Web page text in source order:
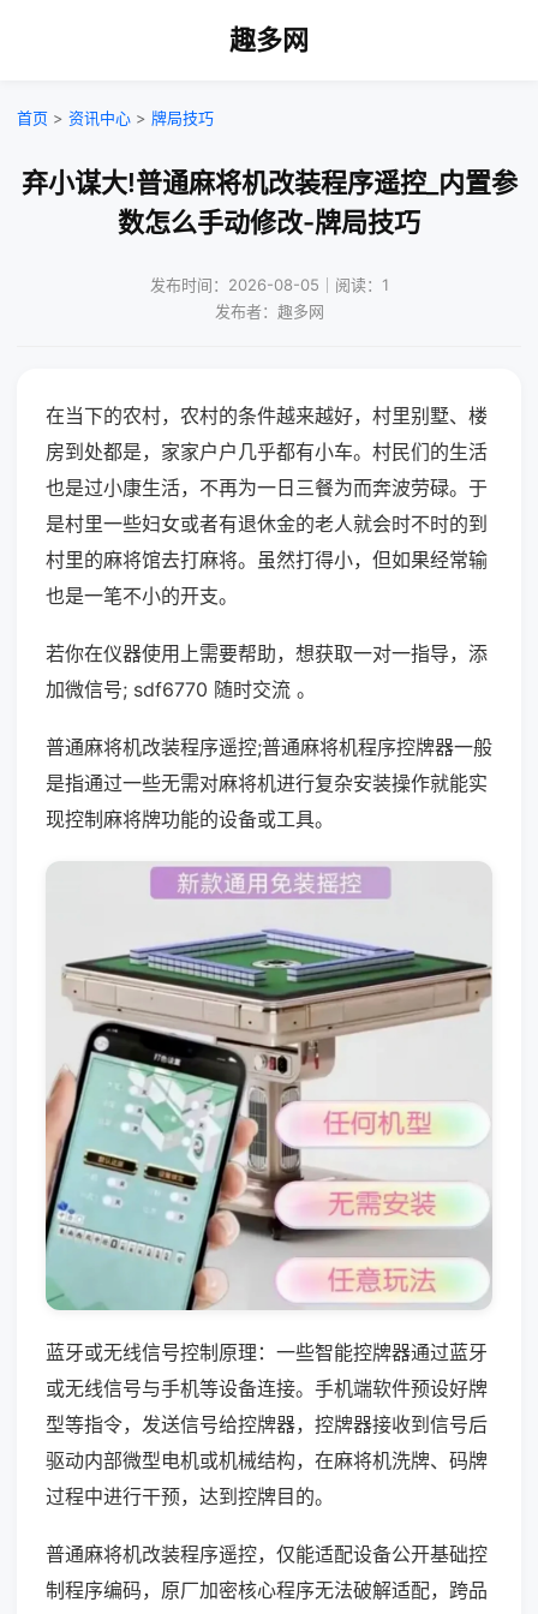
趣多网
首页 > 资讯中心 > 牌局技巧
弃小谋大!普通麻将机改装程序遥控_内置参
数怎么手动修改-牌局技巧
发布时间：2026-08-05｜阅读：1
发布者：趣多网
在当下的农村，农村的条件越来越好，村里别墅、楼
房到处都是，家家户户几乎都有小车。村民们的生活
也是过小康生活，不再为一日三餐为而奔波劳碌。于
是村里一些妇女或者有退休金的老人就会时不时的到
村里的麻将馆去打麻将。虽然打得小，但如果经常输
也是一笔不小的开支。
若你在仪器使用上需要帮助，想获取一对一指导，添
加微信号; sdf6770 随时交流 。
普通麻将机改装程序遥控;普通麻将机程序控牌器一般
是指通过一些无需对麻将机进行复杂安装操作就能实
现控制麻将牌功能的设备或工具。
蓝牙或无线信号控制原理：一些智能控牌器通过蓝牙
或无线信号与手机等设备连接。手机端软件预设好牌
型等指令，发送信号给控牌器，控牌器接收到信号后
驱动内部微型电机或机械结构，在麻将机洗牌、码牌
过程中进行干预，达到控牌目的。
普通麻将机改装程序遥控，仅能适配设备公开基础控
制程序编码，原厂加密核心程序无法破解适配，跨品